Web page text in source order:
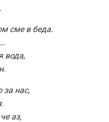
сме в беда.
вода,
нас,
аз,